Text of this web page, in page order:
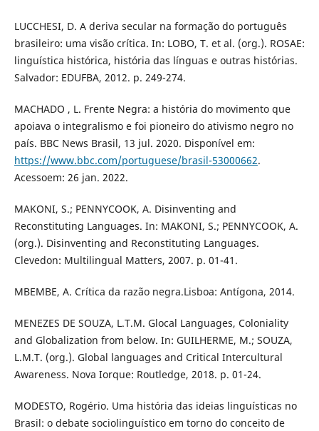
LUCCHESI, D. A deriva secular na formação do português
brasileiro: uma visão crítica. In: LOBO, T. et al. (org.). ROSAE:
linguística histórica, história das línguas e outras histórias.
Salvador: EDUFBA, 2012. p. 249-274.
MACHADO , L. Frente Negra: a história do movimento que
apoiava o integralismo e foi pioneiro do ativismo negro no
país. BBC News Brasil, 13 jul. 2020. Disponível em:
https://www.bbc.com/portuguese/brasil-53000662.
Acessoem: 26 jan. 2022.
MAKONI, S.; PENNYCOOK, A. Disinventing and
Reconstituting Languages. In: MAKONI, S.; PENNYCOOK, A.
(org.). Disinventing and Reconstituting Languages.
Clevedon: Multilingual Matters, 2007. p. 01-41.
MBEMBE, A. Crítica da razão negra.Lisboa: Antígona, 2014.
MENEZES DE SOUZA, L.T.M. Glocal Languages, Coloniality
and Globalization from below. In: GUILHERME, M.; SOUZA,
L.M.T. (org.). Global languages and Critical Intercultural
Awareness. Nova Iorque: Routledge, 2018. p. 01-24.
MODESTO, Rogério. Uma história das ideias linguísticas no
Brasil: o debate sociolinguístico em torno do conceito de